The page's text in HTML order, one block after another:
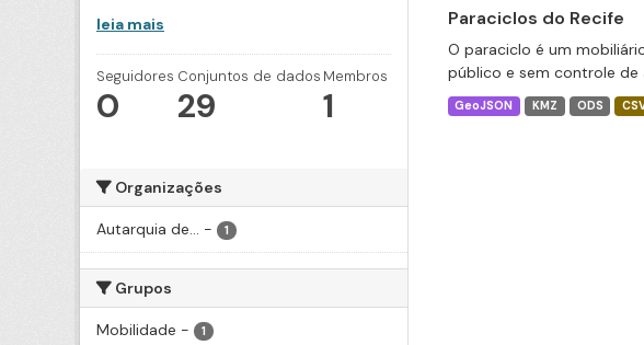
leia mais
Seguidores
0
Conjuntos de dados
29
Membros
1
Organizações
Autarquia de... - 1
Grupos
Mobilidade - 1
Paraciclos do Recife
O paraciclo é um
público e sem controle de
GeoJSON KMZ ODS